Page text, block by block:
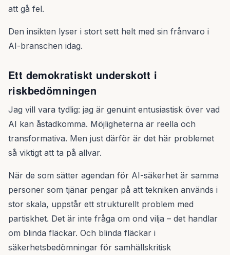
att gå fel.
Den insikten lyser i stort sett helt med sin frånvaro i
AI-branschen idag.
Ett demokratiskt underskott i
riskbedömningen
Jag vill vara tydlig: jag är genuint entusiastisk över vad
AI kan åstadkomma. Möjligheterna är reella och
transformativa. Men just därför är det här problemet
så viktigt att ta på allvar.
När de som sätter agendan för AI-säkerhet är samma
personer som tjänar pengar på att tekniken används i
stor skala, uppstår ett strukturellt problem med
partiskhet. Det är inte fråga om ond vilja – det handlar
om blinda fläckar. Och blinda fläckar i
säkerhetsbedömningar för samhällskritisk